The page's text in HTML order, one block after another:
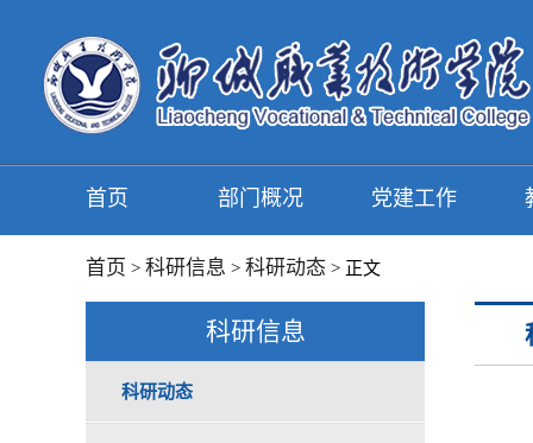
首页 部门概况 党建工作
首页 > 科研信息 > 科研动态 > 正文
科研信息
科研动态